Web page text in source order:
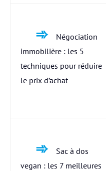
Négociation
immobilière : les 5
techniques pour réduire
le prix d’achat
Sac à dos
vegan : les 7 meilleures